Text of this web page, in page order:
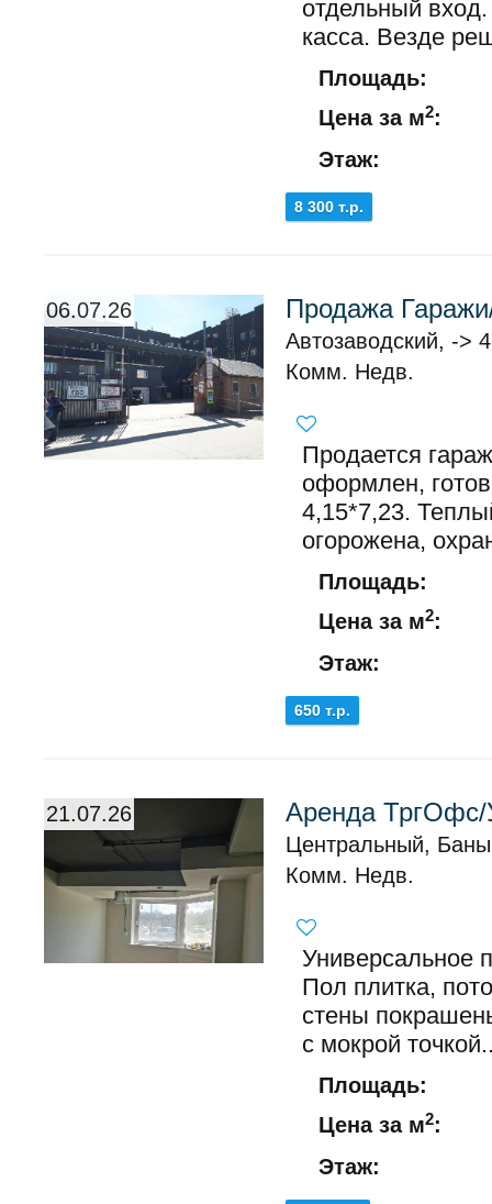
отдельный
касса. Везде
Площадь:
Цена за м2:
Этаж:
8 300 т.р.
06.07.26 Продажа
Автозаводский, ->
Комм. Недв.
Продается
оформлен,
4,15*7,23.
огорожена,
Площадь:
Цена за м2:
Этаж:
650 т.р.
21.07.26 Аренда ТргОфс/
Центральный,
Комм. Недв.
Универсальное
Пол плитка,
стены
с мокрой
Площадь:
Цена за м2:
Этаж: